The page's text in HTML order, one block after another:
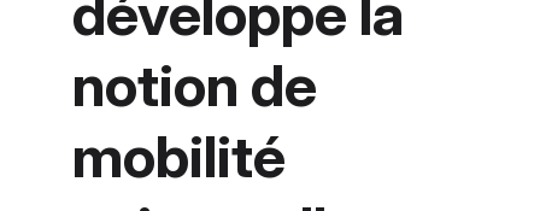
notion de
mobilité